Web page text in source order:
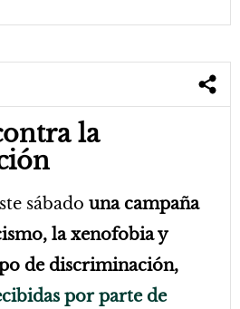
la
sábado una campaña
la xenofobia y
de discriminación,
por parte de